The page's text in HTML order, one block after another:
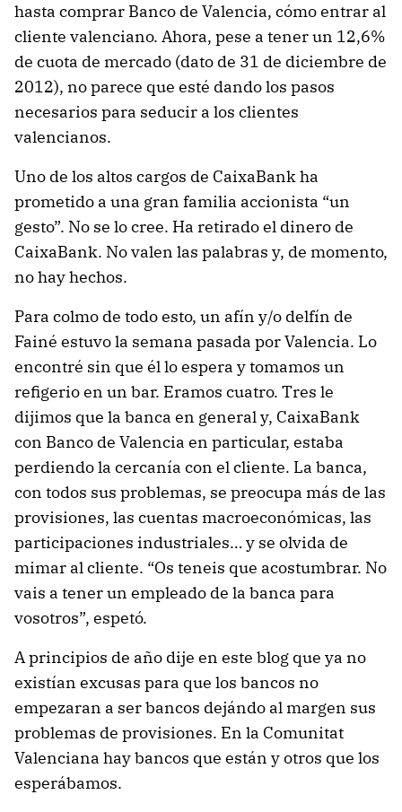
hasta comprar Banco de Valencia, cómo entrar al
cliente valenciano. Ahora, pese a tener un 12,6%
de cuota de mercado (dato de 31 de diciembre de
2012), no parece que esté dando los pasos
necesarios para seducir a los clientes
valencianos.
Uno de los altos cargos de CaixaBank ha
prometido a una gran familia accionista “un
gesto”. No se lo cree. Ha retirado el dinero de
CaixaBank. No valen las palabras y, de momento,
no hay hechos.
Para colmo de todo esto, un afín y/o delfín de
Fainé estuvo la semana pasada por Valencia. Lo
encontré sin que él lo espera y tomamos un
refigerio en un bar. Eramos cuatro. Tres le
dijimos que la banca en general y, CaixaBank
con Banco de Valencia en particular, estaba
perdiendo la cercanía con el cliente. La banca,
con todos sus problemas, se preocupa más de las
provisiones, las cuentas macroeconómicas, las
participaciones industriales… y se olvida de
mimar al cliente. “Os teneis que acostumbrar. No
vais a tener un empleado de la banca para
vosotros”, espetó.
A principios de año dije en este blog que ya no
existían excusas para que los bancos no
empezaran a ser bancos dejándo al margen sus
problemas de provisiones. En la Comunitat
Valenciana hay bancos que están y otros que los
esperábamos.